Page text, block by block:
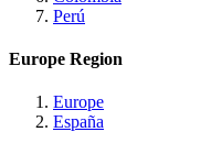
Perú
Europe Region
Europe
España